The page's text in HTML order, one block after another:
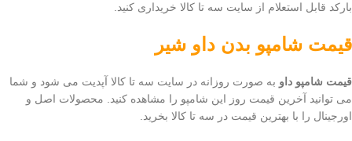
بارکد قابل استعلام از سایت سه تا کالا خریداری کنید.
قیمت شامپو بدن داو شیر
قیمت شامپو داو به صورت روزانه در سایت سه تا کالا آپدیت می شود و شما
می توانید آخرین قیمت روز این شامپو را مشاهده کنید. محصولات اصل و
اورجینال را با بهترین قیمت در سه تا کالا بخرید.